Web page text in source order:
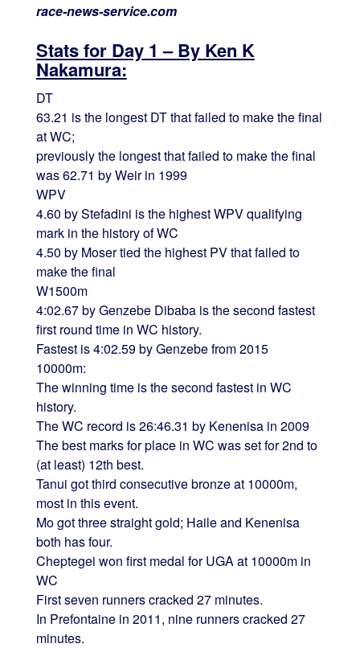
race-news-service.com
Stats for Day 1 – By Ken K
Nakamura:
DT
63.21 is the longest DT that failed to make the final
at WC;
previously the longest that failed to make the final
was 62.71 by Weir in 1999
WPV
4.60 by Stefadini is the highest WPV qualifying
mark in the history of WC
4.50 by Moser tied the highest PV that failed to
make the final
W1500m
4:02.67 by Genzebe Dibaba is the second fastest
first round time in WC history.
Fastest is 4:02.59 by Genzebe from 2015
10000m:
The winning time is the second fastest in WC
history.
The WC record is 26:46.31 by Kenenisa in 2009
The best marks for place in WC was set for 2nd to
(at least) 12th best.
Tanui got third consecutive bronze at 10000m,
most in this event.
Mo got three straight gold; Haile and Kenenisa
both has four.
Cheptegei won first medal for UGA at 10000m in
WC
First seven runners cracked 27 minutes.
In Prefontaine in 2011, nine runners cracked 27
minutes.